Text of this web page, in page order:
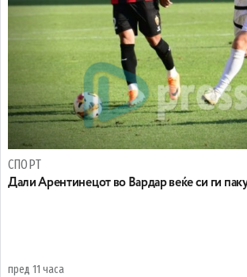
СПОРТ
Дали Арентинецот во Вардар веќе си ги
пред 11 часа